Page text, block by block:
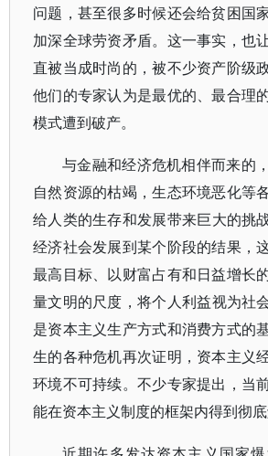
问题，甚至很多时候还会给贫困国
加深全球劳资矛盾。这一事实，也
直被当成时尚的，被不少资产阶级
他们的专家认为是最优的、最合理
模式遭到破产。
与金融和经济危机相伴而来的
自然资源的枯竭，生态环境恶化等
给人类的生存和发展带来巨大的
经济社会发展到某个阶段的结果，
最高目标、以财富占有和日益增长
量文明的尺度，将个人利益视为
是资本主义生产方式和消费方式的
生的各种危机再次证明，资本主义
环境不可持续。不少专家提出，当
能在资本主义制度的框架内得到彻底